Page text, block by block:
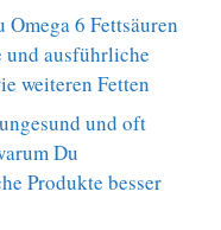
Omega 6 Fettsäuren
ausführliche
weiteren Fetten
und oft
Du
Produkte besser